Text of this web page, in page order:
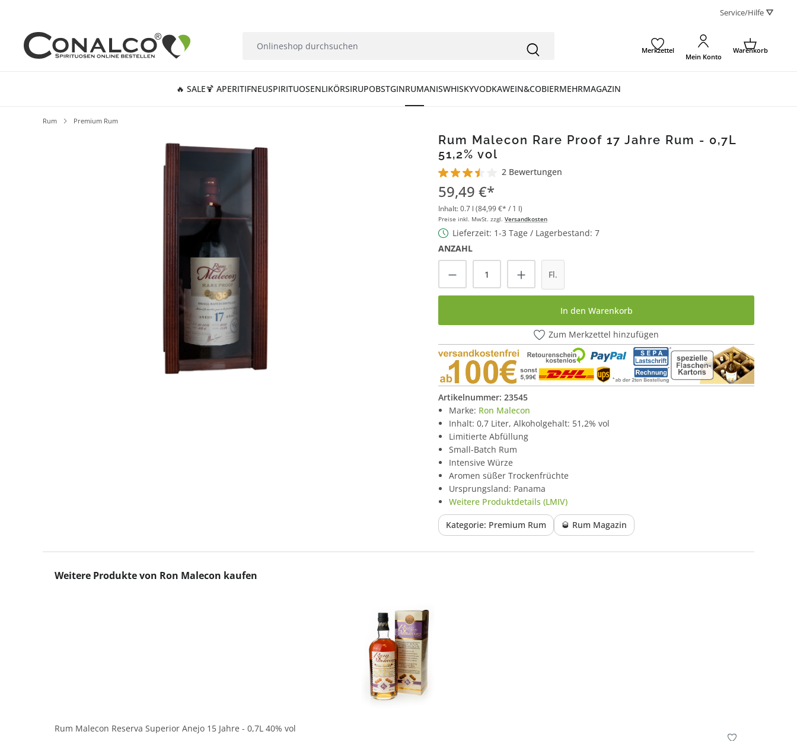
Service/Hilfe ⛛
Merkzettel
Mein Konto
Warenkorb
🔥 SALE🍹 APERITIFNEUSPIRITUOSENLIKÖRSIRUPOBSTGINRUMANISWHISKYVODKAWEIN&COBIERMEHRMAGAZIN
Rum Premium Rum
Rum Malecon Rare Proof 17 Jahre Rum - 0,7L
51,2% vol
Durchschnittliche Bewertung von 3.5 von 5 Sternen
2 Bewertungen
59,49 €*
Inhalt:0.7 l (84,99 €* / 1 l)
Preise inkl. MwSt. zzgl. Versandkosten
Lieferzeit: 1-3 Tage / Lagerbestand: 7
ANZAHL
Produkt Anzahl: Gib den gewünschten Wert ein
Fl.
In den Warenkorb
Zum Merkzettel hinzufügen
Artikelnummer: 23545
Marke: Ron Malecon
Inhalt: 0,7 Liter, Alkoholgehalt: 51,2% vol
Limitierte Abfüllung
Small-Batch Rum
Intensive Würze
Aromen süßer Trockenfrüchte
Ursprungsland: Panama
Weitere Produktdetails (LMIV)
Kategorie: Premium Rum 🥃 Rum Magazin
Produktgalerie überspringen
Weitere Produkte von Ron Malecon kaufen
Rum Malecon Reserva Superior Anejo 15 Jahre - 0,7L 40% vol
In den Korb